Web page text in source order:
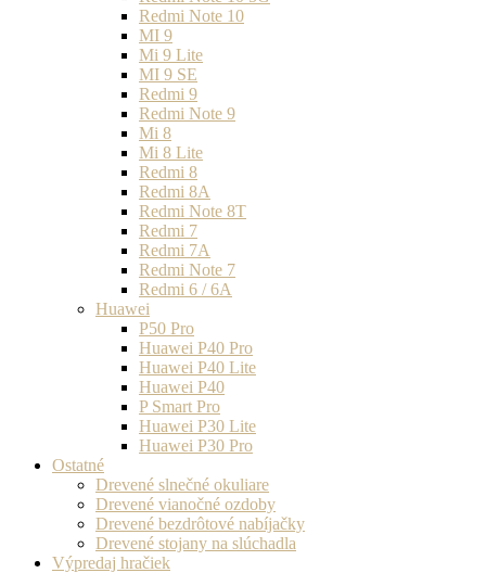
Redmi Note 10
MI 9
Mi 9 Lite
MI 9 SE
Redmi 9
Redmi Note 9
Mi 8
Mi 8 Lite
Redmi 8
Redmi 8A
Redmi Note 8T
Redmi 7
Redmi 7A
Redmi Note 7
Redmi 6 / 6A
Huawei
P50 Pro
Huawei P40 Pro
Huawei P40 Lite
Huawei P40
P Smart Pro
Huawei P30 Lite
Huawei P30 Pro
Ostatné
Drevené slnečné okuliare
Drevené vianočné ozdoby
Drevené bezdrôtové nabíjačky
Drevené stojany na slúchadla
Výpredaj hračiek